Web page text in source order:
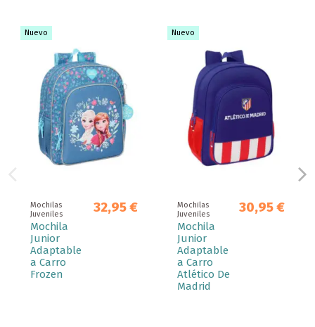
Nuevo
Mochilas
Juveniles
Mochila
Junior
Adaptable
a Carro
Frozen
32,95 €
Nuevo
Mochilas
Juveniles
Mochila
Junior
Adaptable
a Carro
Atlético De
Madrid
30,95 €